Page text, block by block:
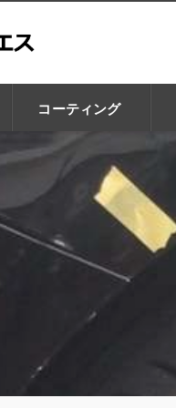
コーティング
CHIP BRA